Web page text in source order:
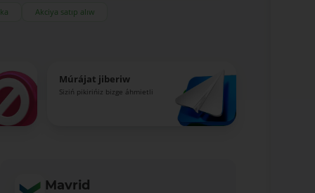
Akciya satıp alıw
Múrájat jiberiw
Siziń pikirińiz bizge áhmietli
Mavrid